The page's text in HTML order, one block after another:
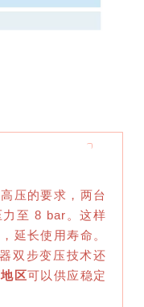
压的要求，两台
至 8 bar。这样
延长使用寿命。
双步变压技术还
区可以供应稳定